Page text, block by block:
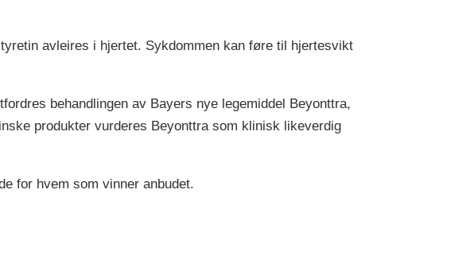
avleires i hjertet. Sykdommen kan føre til hjertesvikt
behandlingen av Bayers nye legemiddel Beyonttra,
produkter vurderes Beyonttra som klinisk likeverdig
for hvem som vinner anbudet.